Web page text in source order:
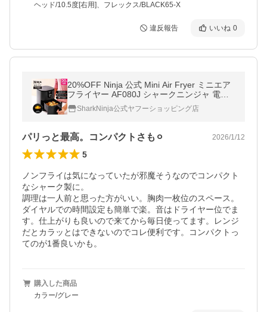
ヘッド/10.5度[右用]、フレックス/BLACK65-X
違反報告 いいね 0
20%OFF Ninja 公式 Mini Air Fryer ミニエア
フライヤー AF080J シャークニンジャ 電気
フライヤー 1.9L ノンフライヤー 卓上 エアー
フライヤー 一人暮らし
SharkNinja公式ヤフーショッピング店
パリっと最高。コンパクトさも⚪︎ 2026/1/12
5
ノンフライは気になっていたが邪魔そうなのでコンパクト
なシャーク製に。
調理は一人前と思った方がいい。胸肉一枚位のスペース。
ダイヤルでの時間設定も簡単で楽。音はドライヤー位でま
す。仕上がりも良いので来てから毎日使ってます。レンジ
だとカラッとはできないのでコレ便利です。コンパクトっ
てのが1番良いかも。
購入した商品
カラー/グレー